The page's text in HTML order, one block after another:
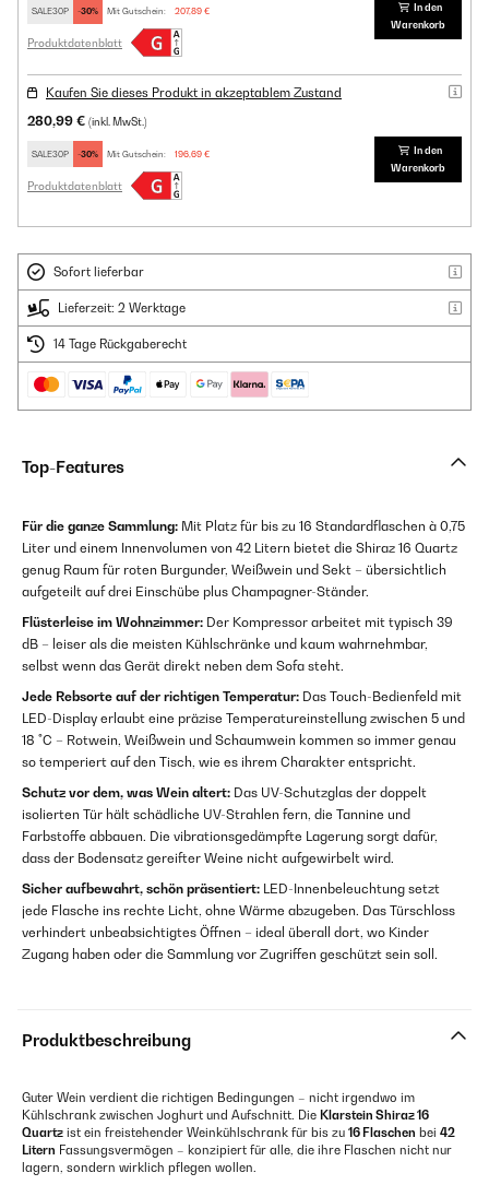
SALE30P -30% Mit Gutschein: 207,89 €
Produktdatenblatt
In den
Warenkorb
Kaufen Sie dieses Produkt in akzeptablem Zustand
280,99 € (inkl. MwSt.)
SALE30P -30% Mit Gutschein: 196,69 €
Produktdatenblatt
In den
Warenkorb
Sofort lieferbar
Lieferzeit: 2 Werktage
14 Tage Rückgaberecht
Top-Features
Für die ganze Sammlung: Mit Platz für bis zu 16 Standardflaschen à 0,75
Liter und einem Innenvolumen von 42 Litern bietet die Shiraz 16 Quartz
genug Raum für roten Burgunder, Weißwein und Sekt – übersichtlich
aufgeteilt auf drei Einschübe plus Champagner-Ständer.
Flüsterleise im Wohnzimmer: Der Kompressor arbeitet mit typisch 39
dB – leiser als die meisten Kühlschränke und kaum wahrnehmbar,
selbst wenn das Gerät direkt neben dem Sofa steht.
Jede Rebsorte auf der richtigen Temperatur: Das Touch-Bedienfeld mit
LED-Display erlaubt eine präzise Temperatureinstellung zwischen 5 und
18 °C – Rotwein, Weißwein und Schaumwein kommen so immer genau
so temperiert auf den Tisch, wie es ihrem Charakter entspricht.
Schutz vor dem, was Wein altert: Das UV-Schutzglas der doppelt
isolierten Tür hält schädliche UV-Strahlen fern, die Tannine und
Farbstoffe abbauen. Die vibrationsgedämpfte Lagerung sorgt dafür,
dass der Bodensatz gereifter Weine nicht aufgewirbelt wird.
Sicher aufbewahrt, schön präsentiert: LED-Innenbeleuchtung setzt
jede Flasche ins rechte Licht, ohne Wärme abzugeben. Das Türschloss
verhindert unbeabsichtigtes Öffnen – ideal überall dort, wo Kinder
Zugang haben oder die Sammlung vor Zugriffen geschützt sein soll.
Produktbeschreibung
Guter Wein verdient die richtigen Bedingungen – nicht irgendwo im
Kühlschrank zwischen Joghurt und Aufschnitt. Die Klarstein Shiraz 16
Quartz ist ein freistehender Weinkühlschrank für bis zu 16 Flaschen bei 42
Litern Fassungsvermögen – konzipiert für alle, die ihre Flaschen nicht nur
lagern, sondern wirklich pflegen wollen.